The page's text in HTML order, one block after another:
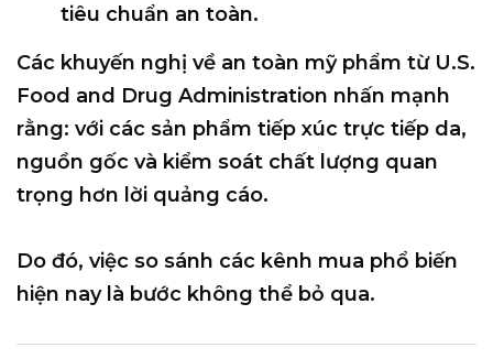
tiêu chuẩn an toàn.
Các khuyến nghị về an toàn mỹ phẩm từ U.S.
Food and Drug Administration nhấn mạnh
rằng: với các sản phẩm tiếp xúc trực tiếp da,
nguồn gốc và kiểm soát chất lượng quan
trọng hơn lời quảng cáo.
Do đó, việc so sánh các kênh mua phổ biến
hiện naylà bước không thể bỏ qua.